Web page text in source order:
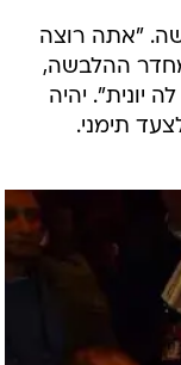
משחק הריצה
"הוא נשק כל כך
פיליפס או כמו
מי אשמור, נעשה
"אתה רוצה
ההלבשה,
יהיה